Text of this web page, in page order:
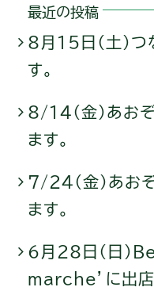
最近の投稿
8月15日（土）つ
す。
8/14（金）あお
ます。
7/24（金）あお
ます。
6月28日（日）
marche’に出店